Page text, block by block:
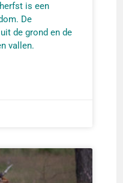
is een
De
de grond en de
vallen.